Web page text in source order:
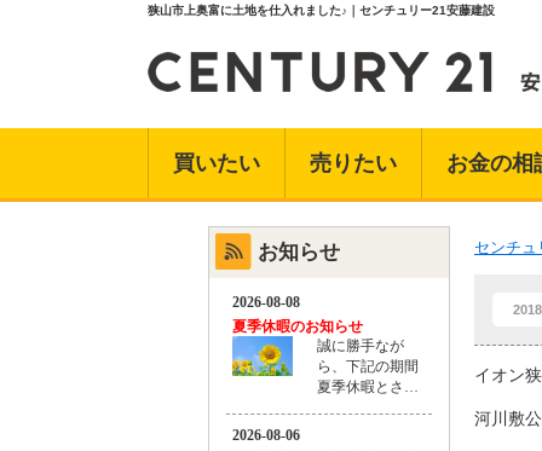
狭山市上奥富に土地を仕入れました♪｜センチュリー21安藤建設
買いたい 売りたい お金の相
センチュ
イオン
河川敷
お知らせ